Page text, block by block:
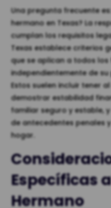
Una pregunta frecuente
hermano en Texas? La
cumplan los requisitos
Texas establece criterios
que se aplican a todos
independientemente de
Estos suelen incluir tener
demostrar estabilidad
familiar seguro y estable,
de antecedentes penales
hogar.
Específicas
Hermano